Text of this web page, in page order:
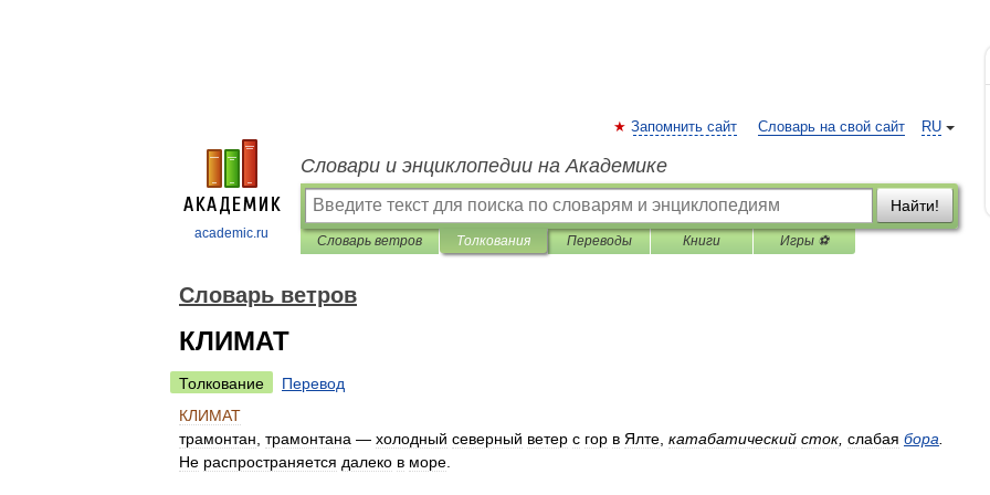
academic.ru
RU
Запомнить сайт Словарь на свой сайт
Словари и энциклопедии на Академике
Найти!
Словарь ветров Толкования Переводы Книги Игры ⚽
Словарь ветров
КЛИМАТ
Толкование
Перевод
КЛИМАТ
трамонтан трамонтана — холодный северный ветер с гор в Ялте катабатический сток слабая бора
Не распространяется далеко в море